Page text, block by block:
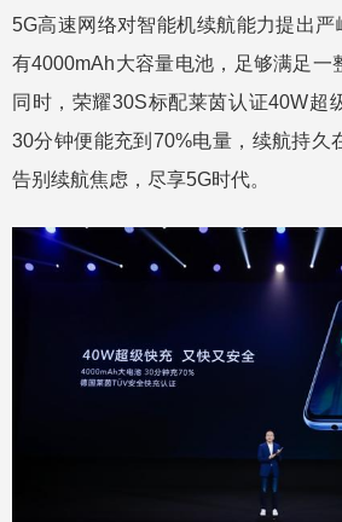
5G高速网络对智能机续航能力提出
有4000mAh大容量电池，足够满足一
同时，荣耀30S标配莱茵认证40W超
30分钟便能充到70%电量，续航持久
告别续航焦虑，尽享5G时代。